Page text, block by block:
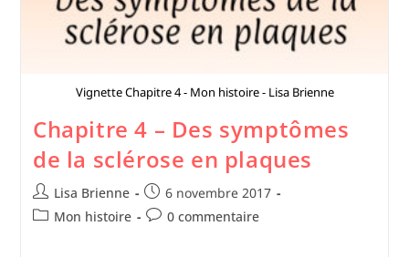
Vignette Chapitre 4 - Mon histoire - Lisa Brienne
Chapitre 4 – Des symptômes
de la sclérose en plaques
Lisa Brienne
6 novembre 2017
Mon histoire
0 commentaire